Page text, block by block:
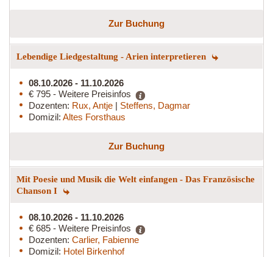
Zur Buchung
Lebendige Liedgestaltung - Arien interpretieren
08.10.2026 - 11.10.2026
€ 795 - Weitere Preisinfos
Dozenten: Rux, Antje | Steffens, Dagmar
Domizil: Altes Forsthaus
Zur Buchung
Mit Poesie und Musik die Welt einfangen - Das Französische
Chanson I
08.10.2026 - 11.10.2026
€ 685 - Weitere Preisinfos
Dozenten: Carlier, Fabienne
Domizil: Hotel Birkenhof